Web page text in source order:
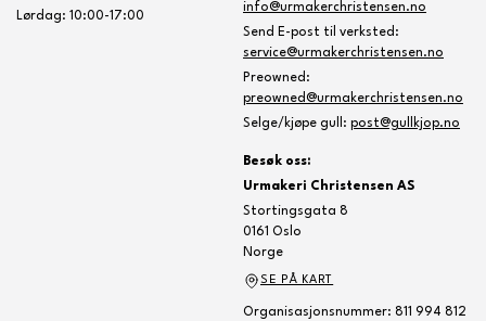
Lørdag: 10:00-17:00
info@urmakerchristensen.no
Send E-post til verksted:
service@urmakerchristensen.no
Preowned:
preowned@urmakerchristensen.no
Selge/kjøpe gull: post@gullkjop.no
Besøk oss:
Urmakeri Christensen AS
Stortingsgata 8
0161 Oslo
Norge
SE PÅ KART
Organisasjonsnummer: 811 994 812